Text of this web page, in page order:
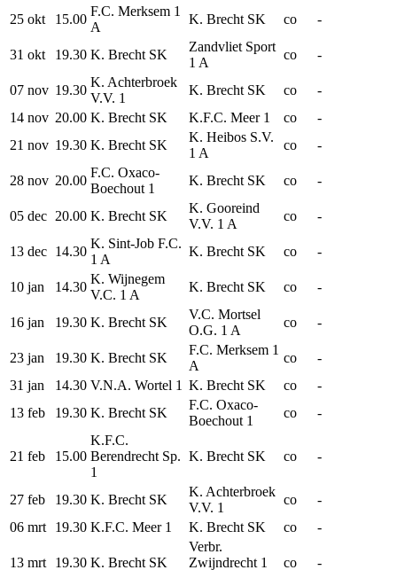
25 okt 15.00
F.C. Merksem 1
A
K. Brecht SK co -
31 okt 19.30 K. Brecht SK
Zandvliet Sport
1 A
co -
07 nov 19.30
K. Achterbroek
V.V. 1
K. Brecht SK co
-
14 nov 20.00 K. Brecht SK K.F.C. Meer 1 co
-
21 nov 19.30 K. Brecht SK
K. Heibos S.V.
1 A
co -
28 nov 20.00
F.C. Oxaco-
Boechout 1
K. Brecht SK co -
05 dec 20.00 K. Brecht SK
K. Gooreind
V.V. 1 A
co -
13 dec 14.30
K. Sint-Job F.C.
1 A
K. Brecht SK co -
10 jan 14.30
K. Wijnegem
V.C. 1 A
K. Brecht SK co -
16 jan 19.30 K. Brecht SK
V.C. Mortsel
O.G. 1 A
co -
23 jan 19.30 K. Brecht SK
F.C. Merksem 1
A
co
-
31 jan
14.30 V.N.A. Wortel 1 K. Brecht SK co
-
13 feb
19.30 K. Brecht SK
F.C. Oxaco-
Boechout 1
co -
21 feb 15.00
K.F.C.
Berendrecht Sp.
1
K. Brecht SK co -
27 feb 19.30 K. Brecht SK
K. Achterbroek
V.V. 1
co
-
06 mrt
19.30 K.F.C. Meer 1 K. Brecht SK co -
13 mrt 19.30 K. Brecht SK
Verbr.
Zwijndrecht 1
co -